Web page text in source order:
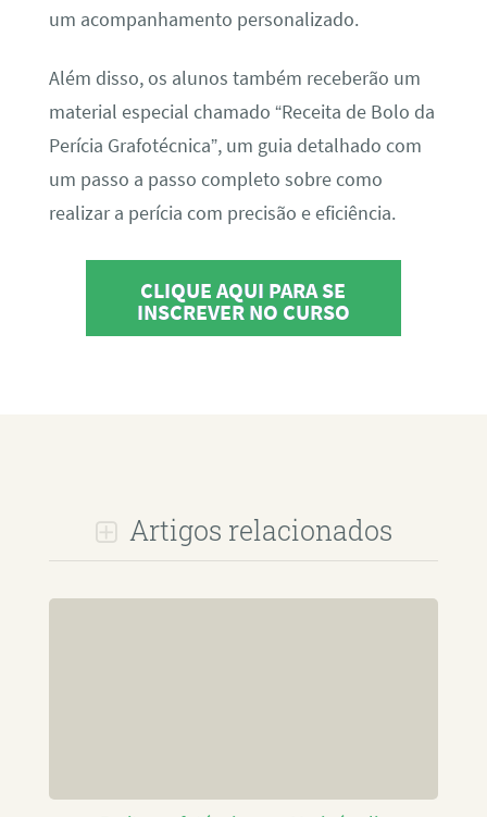
um acompanhamento personalizado.
Além disso, os alunos também receberão um
material especial chamado “Receita de Bolo da
Perícia Grafotécnica”, um guia detalhado com
um passo a passo completo sobre como
realizar a perícia com precisão e eficiência.
CLIQUE AQUI PARA SE
INSCREVER NO CURSO
Artigos relacionados